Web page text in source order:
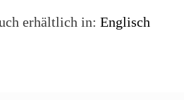
erhältlich in: Englisch